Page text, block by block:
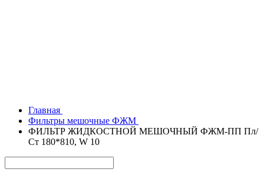
Главная
Фильтры мешочные ФЖМ
ФИЛЬТР ЖИДКОСТНОЙ МЕШОЧНЫЙ ФЖМ-ПП Пл/
Ст 180*810, W 10